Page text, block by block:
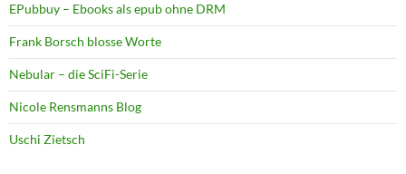
EPubbuy – Ebooks als epub ohne DRM
Frank Borsch blosse Worte
Nebular – die SciFi-Serie
Nicole Rensmanns Blog
Uschi Zietsch